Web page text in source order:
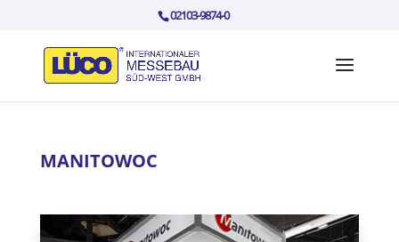
02103-9874-0
MANITOWOC